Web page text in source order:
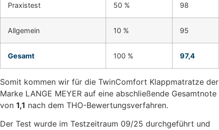
Praxistest 50 % 98
Allgemein 10 % 95
Gesamt 100 % 97,4
Somit kommen wir für die TwinComfort Klappmatratze der
Marke LANGE MEYER auf eine abschließende Gesamtnote
von 1,1 nach dem THO-Bewertungsverfahren.
Der Test wurde im Testzeitraum 09/25 durchgeführt und